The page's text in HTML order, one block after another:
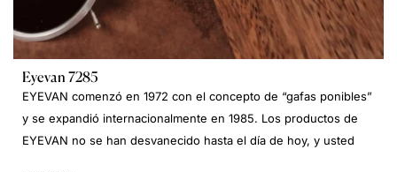
Eyevan 7285
EYEVAN comenzó en 1972 con el concepto de “gafas ponibles”
y se expandió internacionalmente en 1985. Los productos de
EYEVAN no se han desvanecido hasta el día de hoy, y usted